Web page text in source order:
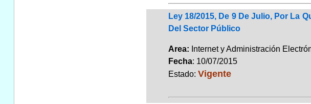
Ley 18/2015, De 9 De Julio, Por La
Del Sector Público
Area: Internet y Administración
Fecha: 10/07/2015
Estado: Vigente